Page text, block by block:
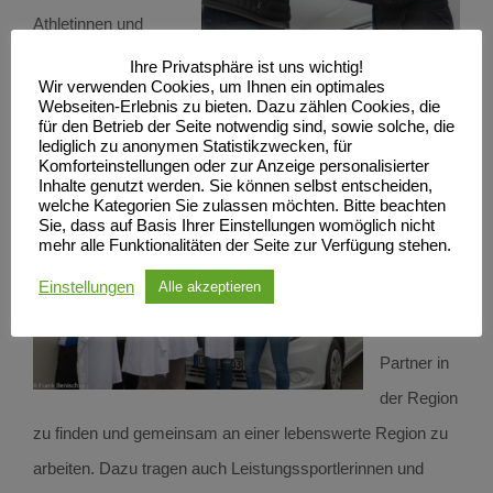
Athletinnen und
Athleten investieren.
Der Bus wird uns in den nächsten 4 Jahren in
Trainingslager oder auf Wettkämpfe begleiten.
Für die
Ucker Ei
GmbH ist
Partner in
der Region
zu finden und gemeinsam an einer lebenswerte Region zu
arbeiten. Dazu tragen auch Leistungssportlerinnen und
Ihre Privatsphäre ist uns wichtig!
Wir verwenden Cookies, um Ihnen ein optimales
Webseiten-Erlebnis zu bieten. Dazu zählen Cookies, die
für den Betrieb der Seite notwendig sind, sowie solche, die
lediglich zu anonymen Statistikzwecken, für
Komforteinstellungen oder zur Anzeige personalisierter
Inhalte genutzt werden. Sie können selbst entscheiden,
welche Kategorien Sie zulassen möchten. Bitte beachten
Sie, dass auf Basis Ihrer Einstellungen womöglich nicht
mehr alle Funktionalitäten der Seite zur Verfügung stehen.
Einstellungen Alle akzeptieren